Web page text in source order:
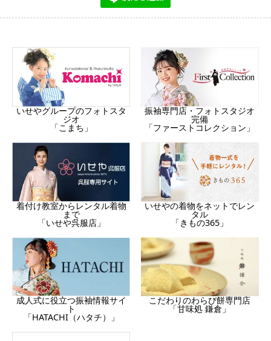
いせやグループのフォトスタ
ジオ
「こまち」
振袖専門店・フォトスタジオ
完備
「ファーストコレクション」
着付け教室からレンタル着物
まで
「いせや呉服店」
いせやの着物をネットでレン
タル
「きもの365」
成人式に役立つ振袖情報サイ
ト
「HATACHI（ハタチ）」
こだわりのわらび餅専門店
「甘味処 鎌倉」